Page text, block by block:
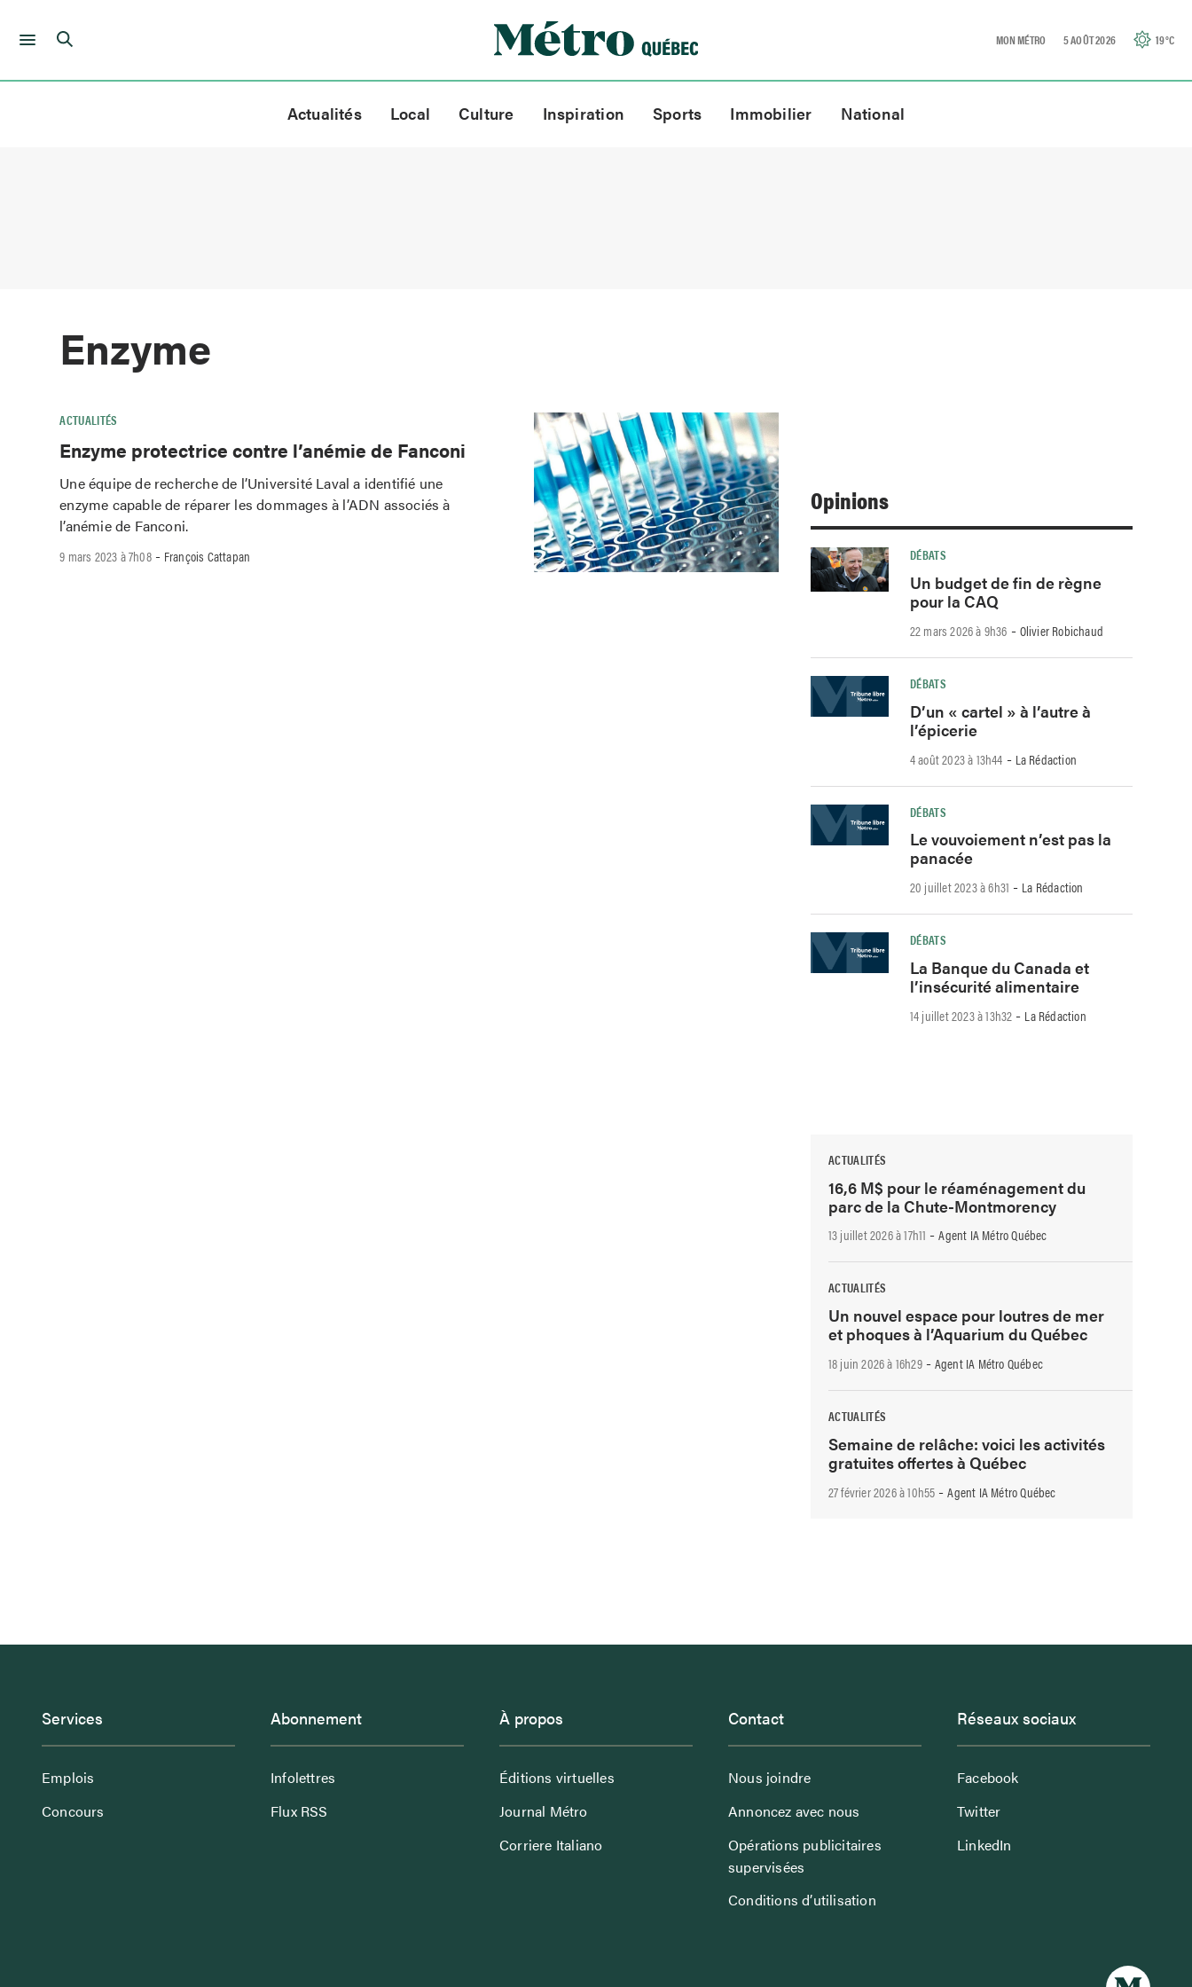
Skip
MON MÉTRO 5 AOÛT 2026 19°C
Actualités Local Culture Inspiration Sports Immobilier National
Enzyme
ACTUALITÉS
Enzyme protectrice contre l’anémie de Fanconi
Une équipe de recherche de l’Université Laval a identifié une
enzyme capable de réparer les dommages à l’ADN associés à
l’anémie de Fanconi.
9 mars 2023 à 7h08- François Cattapan
Opinions
DÉBATS
Un budget de fin de règne
pour la CAQ
22 mars 2026 à 9h36 -Olivier Robichaud
DÉBATS
D’un « cartel » à l’autre à
l’épicerie
4 août 2023 à 13h44 - La Rédaction
DÉBATS
Le vouvoiement n’est pas la
panacée
20 juillet 2023 à 6h31 - La Rédaction
DÉBATS
La Banque du Canada et
l’insécurité alimentaire
14 juillet 2023 à 13h32 - La Rédaction
ACTUALITÉS
16,6 M$ pour le réaménagement du
parc de la Chute-Montmorency
13 juillet 2026 à 17h11 -Agent IA Métro Québec
ACTUALITÉS
Un nouvel espace pour loutres de mer
et phoques à l’Aquarium du Québec
18 juin 2026 à 16h29-Agent IA Métro Québec
ACTUALITÉS
Semaine de relâche: voici les activités
gratuites offertes à Québec
27 février 2026 à 10h55 -Agent IA Métro Québec
Services
Emplois
Concours
Abonnement
Infolettres
Flux RSS
À propos
Éditions virtuelles
Journal Métro
Corriere Italiano
Contact
Nous joindre
Annoncez avec nous
Opérations publicitaires
supervisées
Conditions d’utilisation
Réseaux sociaux
Facebook
Twitter
LinkedIn